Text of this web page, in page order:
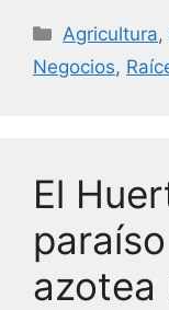
c
e
k
itt
er
Categorías
Agricultura,
Negocios,
El
azotea